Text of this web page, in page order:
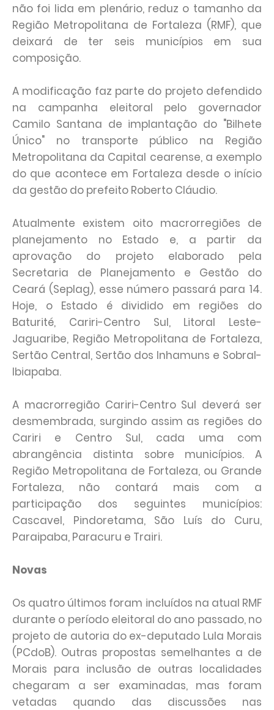
não foi lida em plenário, reduz o tamanho da
Região Metropolitana de Fortaleza (RMF), que
deixará de ter seis municípios em sua
composição.
A modificação faz parte do projeto defendido
na campanha eleitoral pelo governador
Camilo Santana de implantação do "Bilhete
Único" no transporte público na Região
Metropolitana da Capital cearense, a exemplo
do que acontece em Fortaleza desde o início
da gestão do prefeito Roberto Cláudio.
Atualmente existem oito macrorregiões de
planejamento no Estado e, a partir da
aprovação do projeto elaborado pela
Secretaria de Planejamento e Gestão do
Ceará (Seplag), esse número passará para 14.
Hoje, o Estado é dividido em regiões do
Baturité, Cariri-Centro Sul, Litoral Leste-
Jaguaribe, Região Metropolitana de Fortaleza,
Sertão Central, Sertão dos Inhamuns e Sobral-
Ibiapaba.
A macrorregião Cariri-Centro Sul deverá ser
desmembrada, surgindo assim as regiões do
Cariri e Centro Sul, cada uma com
abrangência distinta sobre municípios. A
Região Metropolitana de Fortaleza, ou Grande
Fortaleza, não contará mais com a
participação dos seguintes municípios:
Cascavel, Pindoretama, São Luís do Curu,
Paraipaba, Paracuru e Trairi.
Novas
Os quatro últimos foram incluídos na atual RMF
durante o período eleitoral do ano passado, no
projeto de autoria do ex-deputado Lula Morais
(PCdoB). Outras propostas semelhantes a de
Morais para inclusão de outras localidades
chegaram a ser examinadas, mas foram
vetadas quando das discussões nas